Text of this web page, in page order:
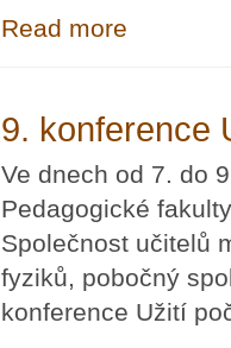
Read more
9. konference
Ve dnech od 7. do
Pedagogické
Společnost učitelů
fyziků, pobočný
konference Užití